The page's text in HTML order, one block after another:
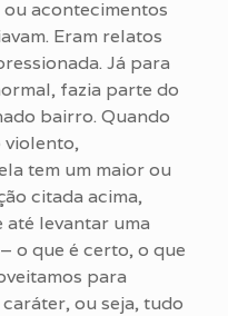
acontecimentos
Eram relatos
Já para
fazia parte do
bairro. Quando
violento,
tem um maior ou
citada acima,
até levantar uma
o que é certo, o que
para
ou seja, tudo